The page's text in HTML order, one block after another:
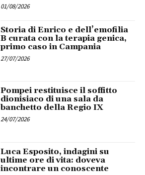
01/08/2026
Storia di Enrico e dell’emofilia
B curata con la terapia genica,
primo caso in Campania
27/07/2026
Pompei restituisce il soffitto
dionisiaco di una sala da
banchetto della Regio IX
24/07/2026
Luca Esposito, indagini su
ultime ore di vita: doveva
incontrare un conoscente